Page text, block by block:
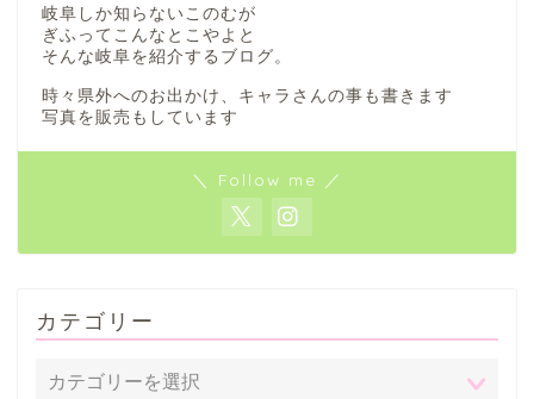
岐阜しか知らないこのむが
ぎふってこんなとこやよと
そんな岐阜を紹介するブログ。
時々県外へのお出かけ、キャラさんの事も書きます
写真を販売もしています
＼ Follow me ／
カテゴリー